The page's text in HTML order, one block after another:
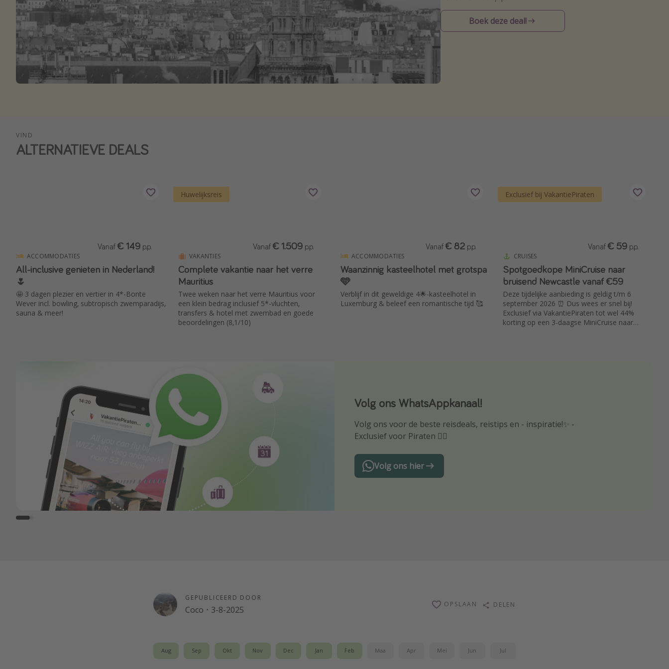
Boek deze deal!
VIND
ALTERNATIEVE DEALS
ACCOMMODATIES
All-inclusive genieten in Nederland!
🌷
🤩 3 dagen plezier en vertier in 4*-Bonte
Wever incl. bowling, subtropisch zwemparadijs,
sauna & meer!
Vanaf € 149 p.p.
Huwelijksreis
VAKANTIES
Complete vakantie naar het verre
Mauritius
Twee weken naar het verre Mauritius voor
een klein bedrag inclusief 5*-vluchten,
transfers & hotel met zwembad en goede
beoordelingen (8,1/10)
Vanaf € 1.509 p.p.
ACCOMMODATIES
Waanzinnig kasteelhotel met grotspa
🩵
Verblijf in dit geweldige 4🌟-kasteelhotel in
Luxemburg & beleef een romantische tijd 🥰
Vanaf € 82 p.p.
Exclusief bij VakantiePiraten
CRUISES
Spotgoedkope MiniCruise naar
bruisend Newcastle vanaf €59
Deze tijdelijke aanbieding is geldig t/m 6
september 2026 ⏰ Dus wees er snel bij!
Exclusief via VakantiePiraten tot wel 44%
korting op een 3-daagse MiniCruise naar
Vanaf € 59 p.p.
Volg ons WhatsAppkanaal!
Volg ons voor de beste reisdeals, reistips en - inspiratie!✨ -
Exclusief voor Piraten 🏴‍☠️
Volg ons hier
Download onze app
Wees als eerste op de hoogte van de beste reisaanbiedingen
GEPUBLICEERD DOOR
Coco · 3-8-2025
OPSLAAN DELEN
Aug Sep Okt Nov Dec Jan Feb Maa Apr Mei Jun Jul